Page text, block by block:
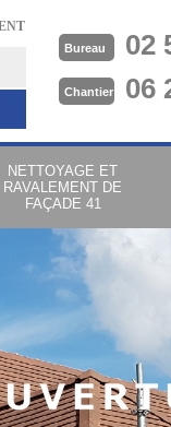
Bureau 02
Chantier 06
NETTOYAGE ET
RAVALEMENT DE
FAÇADE 41